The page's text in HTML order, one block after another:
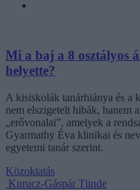
Mi a baj a 8 osztályos
helyette?
A kisiskolák tanárhiánya és a
nem elszigetelt hibák, hanem
„erővonalai”, amelyek a
Gyarmathy Éva klinikai és
egyetemi tanár szerint.
Közoktatás
Kurucz-Gáspár Tünde